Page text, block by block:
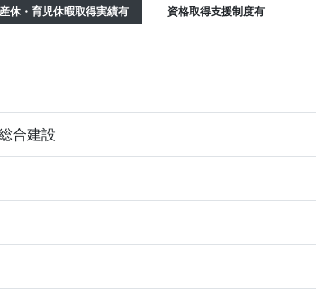
産休・育児休暇取得実績有 資格取得支援制度有
合建設